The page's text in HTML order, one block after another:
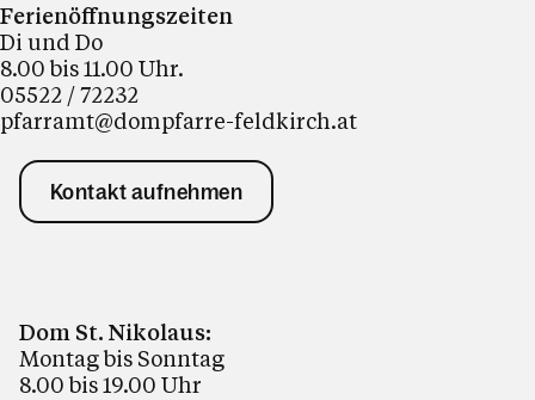
Ferienöffnungszeiten
Di und Do
8.00 bis 11.00 Uhr.
05522 / 72232
pfarramt@dompfarre-feldkirch.at
Kontakt aufnehmen
Dom St. Nikolaus:
Montag bis Sonntag
8.00 bis 19.00 Uhr